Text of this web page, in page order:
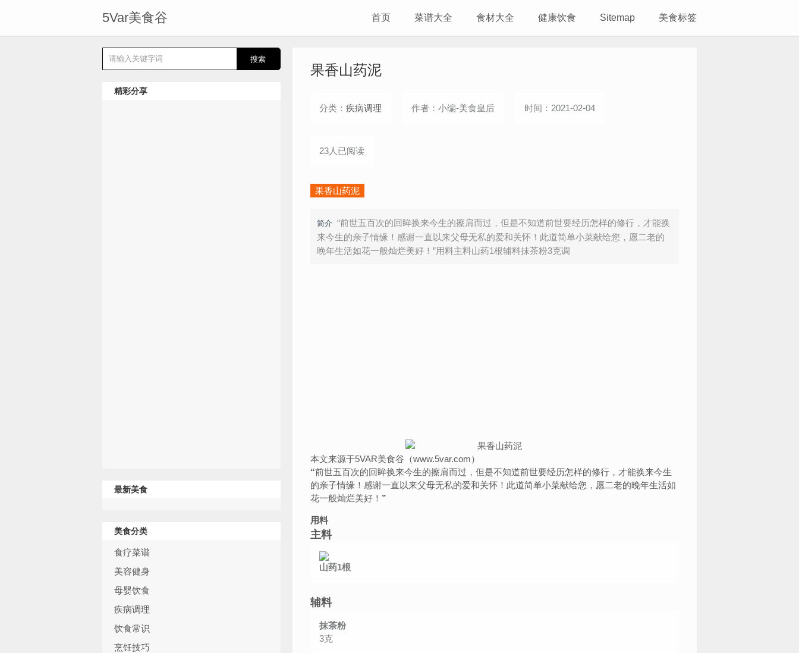
5Var美食谷 首页 菜谱大全 食材大全 健康饮食 Sitemap 美食标签
精彩分享
最新美食
美食分类
食疗菜谱
美容健身
母婴饮食
疾病调理
饮食常识
烹饪技巧
果香山药泥
分类： 疾病调理 作者：小编-美食皇后 时间：2021-02-04
23人已阅读
果香山药泥
简介 “前世五百次的回眸换来今生的擦肩而过，但是不知道前世要经历怎样的修行，才能换
来今生的亲子情缘！感谢一直以来父母无私的爱和关怀！此道简单小菜献给您，愿二老的
晚年生活如花一般灿烂美好！”用料主料山药1根辅料抹茶粉3克调
本文来源于5VAR美食谷（www.5var.com）
“前世五百次的回眸换来今生的擦肩而过，但是不知道前世要经历怎样的修行，才能换来今生
的亲子情缘！感谢一直以来父母无私的爱和关怀！此道简单小菜献给您，愿二老的晚年生活如
花一般灿烂美好！ ”
用料
主料
山药1根
辅料
抹茶粉
3克